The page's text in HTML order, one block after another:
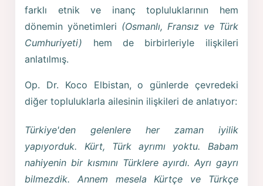
farklı etnik ve inanç topluluklarının hem
dönemin yönetimleri (Osmanlı, Fransız ve Türk
Cumhuriyeti) hem de birbirleriyle ilişkileri
anlatılmış.
Op. Dr. Koco Elbistan, o günlerde çevredeki
diğer topluluklarla ailesinin ilişkileri de anlatıyor:
Türkiye'den gelenlere her zaman iyilik
yapıyorduk. Kürt, Türk ayrımı yoktu. Babam
nahiyenin bir kısmını Türklere ayırdı. Ayrı gayrı
bilmezdik. Annem mesela Kürtçe ve Türkçe